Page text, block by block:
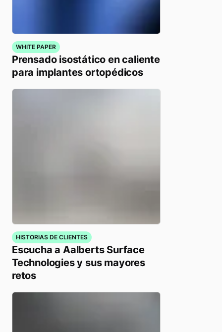
WHITE PAPER
Prensado isostático en caliente
para implantes ortopédicos
HISTORIAS DE CLIENTES
Escucha a Aalberts Surface
Technologies y sus mayores
retos